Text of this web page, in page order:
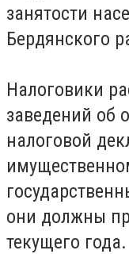
занятости
Бердянского
Налоговики
заведений об
налоговой
они должны
текущего